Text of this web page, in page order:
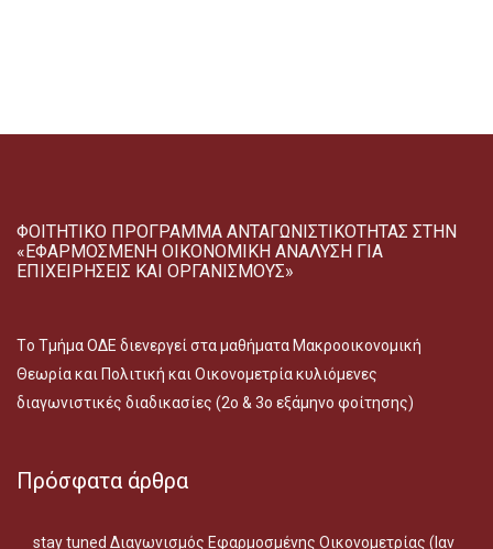
ΦΟΙΤΗΤΙΚΟ ΠΡΟΓΡΑΜΜΑ ΑΝΤΑΓΩΝΙΣΤΙΚΟΤΗΤΑΣ ΣΤΗΝ
«ΕΦΑΡΜΟΣΜΕΝΗ ΟΙΚΟΝΟΜΙΚΗ ΑΝΑΛΥΣΗ ΓΙΑ
ΕΠΙΧΕΙΡΗΣΕΙΣ ΚΑΙ ΟΡΓΑΝΙΣΜΟΥΣ»
Tο Τμήμα ΟΔΕ διενεργεί στα μαθήματα Μακροοικονομική
Θεωρία και Πολιτική και Οικονομετρία κυλιόμενες
διαγωνιστικές διαδικασίες (2ο & 3ο εξάμηνο φοίτησης)
Πρόσφατα άρθρα
stay tuned Διαγωνισμός Εφαρμοσμένης Οικονομετρίας (Ιαν